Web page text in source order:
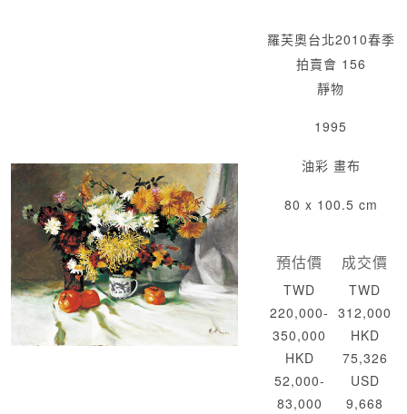
羅芙奧台北2010春季
拍賣會 156
靜物
1995
油彩 畫布
80 x 100.5 cm
預估價
TWD
220,000-
350,000
HKD
52,000-
83,000
成交價
TWD
312,000
HKD
75,326
USD
9,668